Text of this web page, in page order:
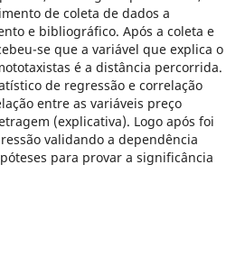
de coleta de dados a
e bibliográfico. Após a coleta e
se que a variável que explica o
é a distância percorrida.
de regressão e correlação
entre as variáveis preço
(explicativa). Logo após foi
validando a dependência
para provar a significância